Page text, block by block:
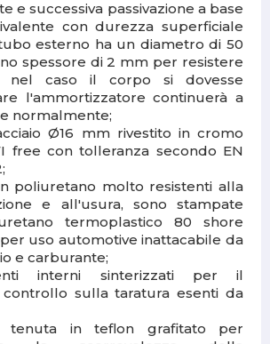
e successiva passivazione a base
con durezza superficiale
esterno ha un diametro di 50
spessore di 2 mm per resistere
nel caso il corpo si dovesse
l'ammortizzatore continuerà a
normalmente;
Ø16 mm rivestito in cromo
free con tolleranza secondo EN
poliuretano molto resistenti alla
e all'usura, sono stampate
termoplastico 80 shore
uso automotive inattacabile da
e carburante;
interni sinterizzati per il
controllo sulla taratura esenti da
tenuta in teflon grafitato per